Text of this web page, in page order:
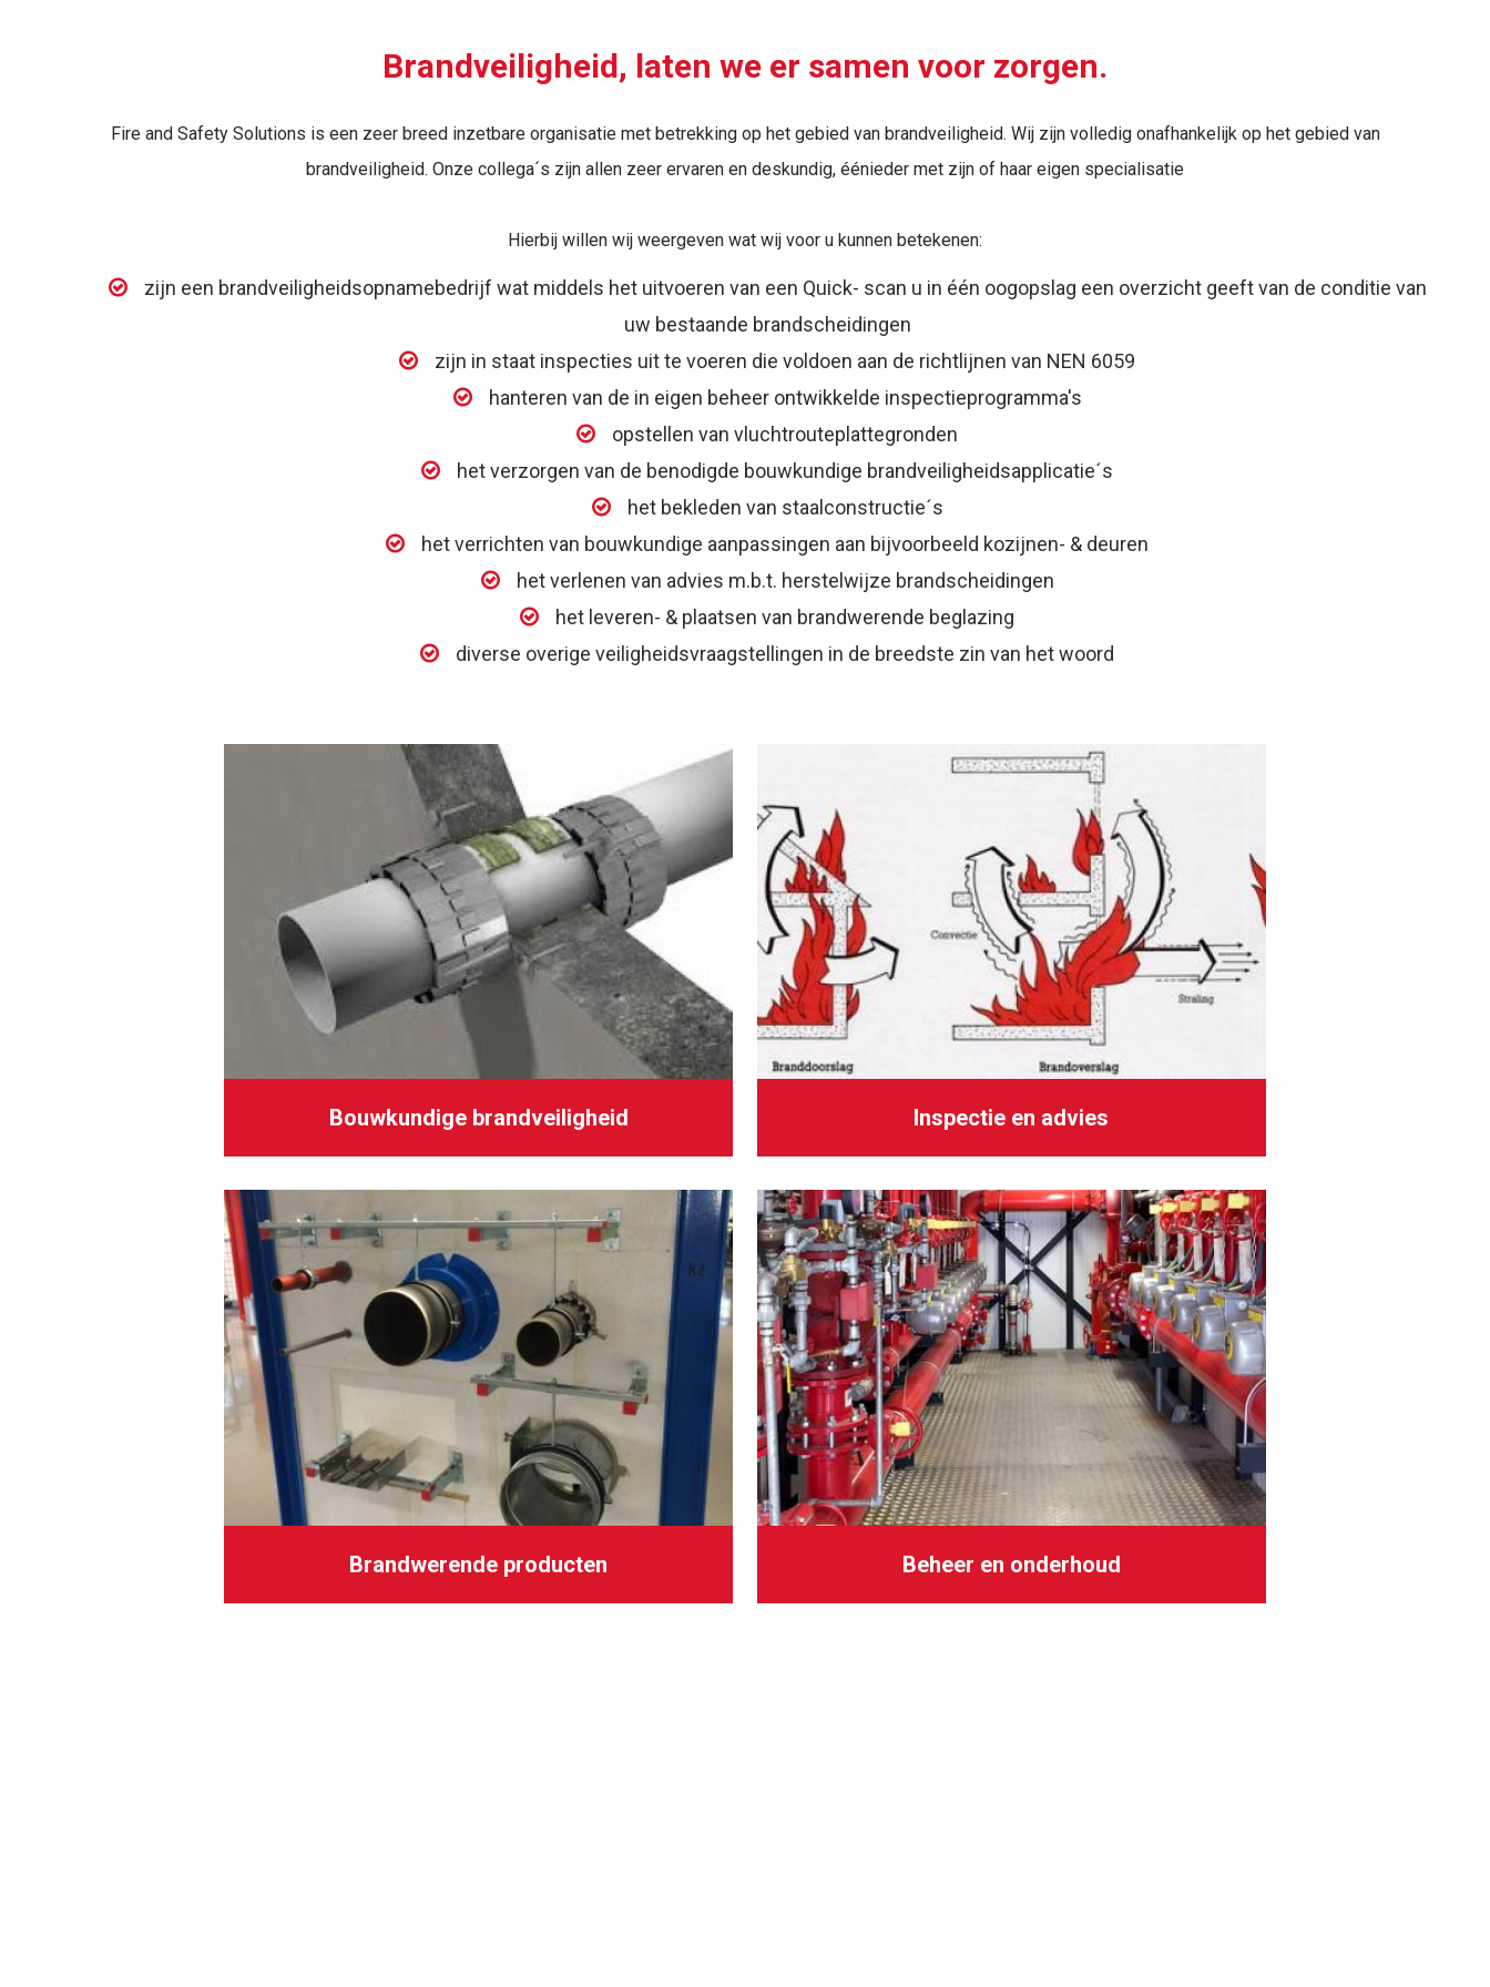
Brandveiligheid, laten we er samen voor zorgen.
Fire and Safety Solutions is een zeer breed inzetbare organisatie met betrekking op het gebied van brandveiligheid. Wij zijn volledig onafhankelijk op het gebied van
brandveiligheid. Onze collega´s zijn allen zeer ervaren en deskundig, éénieder met zijn of haar eigen specialisatie
Hierbij willen wij weergeven wat wij voor u kunnen betekenen:
zijn een brandveiligheidsopnamebedrijf wat middels het uitvoeren van een Quick- scan u in één oogopslag een overzicht geeft van de conditie van
uw bestaande brandscheidingen
zijn in staat inspecties uit te voeren die voldoen aan de richtlijnen van NEN 6059
hanteren van de in eigen beheer ontwikkelde inspectieprogramma's
opstellen van vluchtrouteplattegronden
het verzorgen van de benodigde bouwkundige brandveiligheidsapplicatie´s
het bekleden van staalconstructie´s
het verrichten van bouwkundige aanpassingen aan bijvoorbeeld kozijnen- & deuren
het verlenen van advies m.b.t. herstelwijze brandscheidingen
het leveren- & plaatsen van brandwerende beglazing
diverse overige veiligheidsvraagstellingen in de breedste zin van het woord
Bouwkundige brandveiligheid Inspectie en advies
Brandwerende producten Beheer en onderhoud